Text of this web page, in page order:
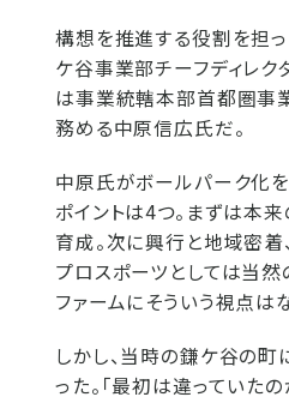
構想を推進する役割を担
ケ谷事業部チーフディレク
は事業統轄本部首都圏事
務める中原信広氏だ。
中原氏がボールパーク化
ポイントは4つ。まずは本
育成。次に興行と地域密着
プロスポーツとしては当
ファームにそういう視点は
しかし、当時の鎌ケ谷の
った。「最初は違っていた